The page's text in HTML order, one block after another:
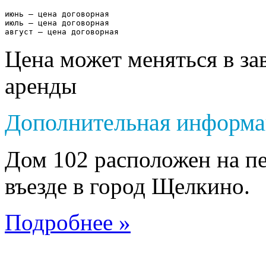
июнь – цена договорная
июль – цена договорная
август – цена договорная
Цена может меняться в
аренды
Дополнительная
Дом 102 расположен на
въезде в город Щелкино.
Подробнее »